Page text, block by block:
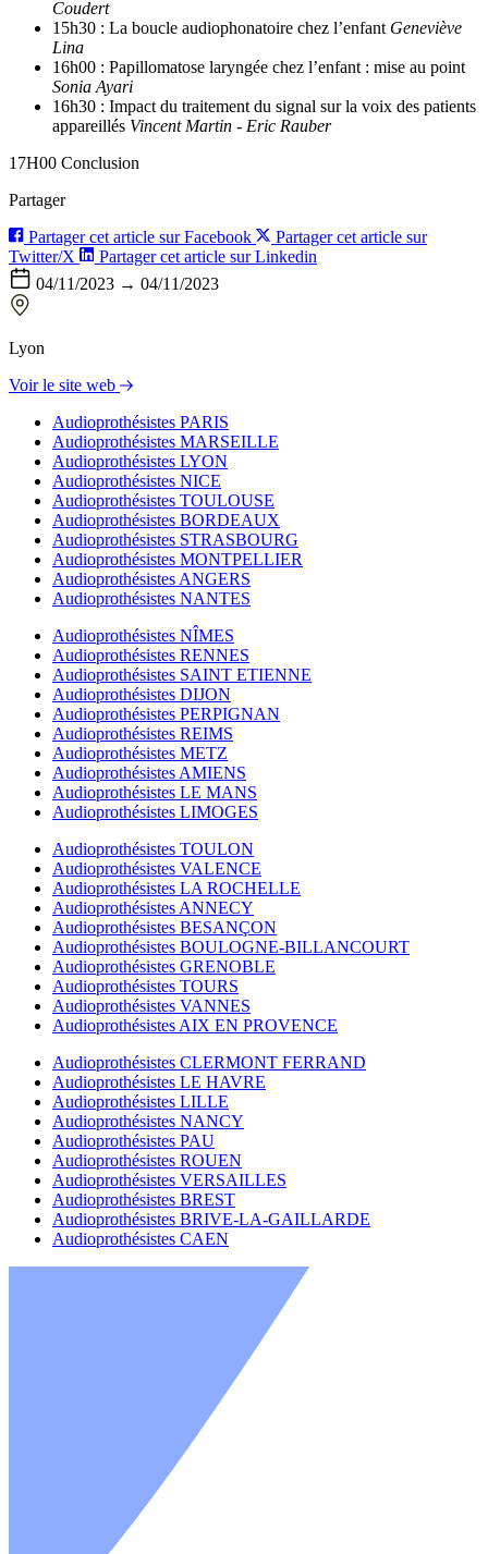
Coudert
15h30 : La boucle audiophonatoire chez l’enfant Geneviève
Lina
16h00 : Papillomatose laryngée chez l’enfant : mise au point
Sonia Ayari
16h30 : Impact du traitement du signal sur la voix des patients
appareillés Vincent Martin - Eric Rauber
17H00 Conclusion
Partager
Partager cet article sur Facebook
Partager cet article sur
Twitter/X
Partager cet article sur Linkedin
04/11/2023 → 04/11/2023
Lyon
Voir le site web
Audioprothésistes PARIS
Audioprothésistes MARSEILLE
Audioprothésistes LYON
Audioprothésistes NICE
Audioprothésistes TOULOUSE
Audioprothésistes BORDEAUX
Audioprothésistes STRASBOURG
Audioprothésistes MONTPELLIER
Audioprothésistes ANGERS
Audioprothésistes NANTES
Audioprothésistes NÎMES
Audioprothésistes RENNES
Audioprothésistes SAINT ETIENNE
Audioprothésistes DIJON
Audioprothésistes PERPIGNAN
Audioprothésistes REIMS
Audioprothésistes METZ
Audioprothésistes AMIENS
Audioprothésistes LE MANS
Audioprothésistes LIMOGES
Audioprothésistes TOULON
Audioprothésistes VALENCE
Audioprothésistes LA ROCHELLE
Audioprothésistes ANNECY
Audioprothésistes BESANÇON
Audioprothésistes BOULOGNE-BILLANCOURT
Audioprothésistes GRENOBLE
Audioprothésistes TOURS
Audioprothésistes VANNES
Audioprothésistes AIX EN PROVENCE
Audioprothésistes CLERMONT FERRAND
Audioprothésistes LE HAVRE
Audioprothésistes LILLE
Audioprothésistes NANCY
Audioprothésistes PAU
Audioprothésistes ROUEN
Audioprothésistes VERSAILLES
Audioprothésistes BREST
Audioprothésistes BRIVE-LA-GAILLARDE
Audioprothésistes CAEN